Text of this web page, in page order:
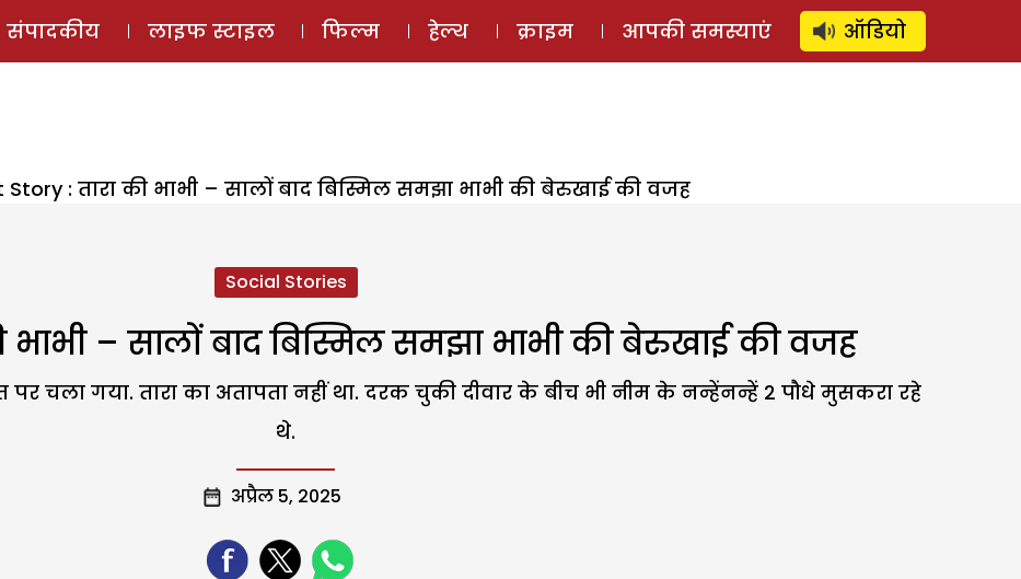
ई-मैगज़ीन ऑडियो स्टोरी लॉग इन ⚲ SUBSCRIBE
संपादकीय लाइफ स्टाइल फिल्म हेल्थ क्राइम आपकी समस्याएं ऑडियो
Story : तारा की भाभी – सालों बाद बिस्मिल समझा भाभी की बेरुखाई की वजह
Social Stories
भाभी – सालों बाद बिस्मिल समझा भाभी की बेरुखाई की वजह
पर चला गया. तारा का अतापता नहीं था. दरक चुकी दीवार के बीच भी नीम के नन्हेंनन्हें 2 पौधे मुसकरा रहे
थे.
अप्रैल 5, 2025